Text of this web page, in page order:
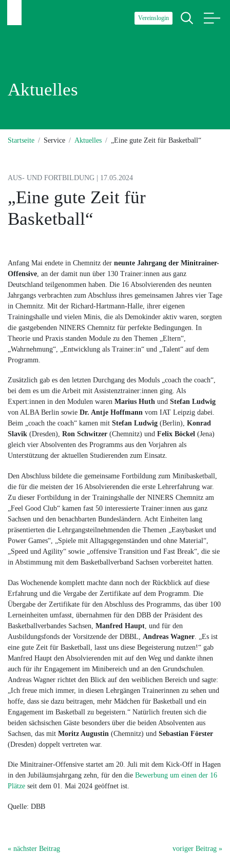
Vereinslogin
Aktuelles
Startseite Service Aktuelles „Eine gute Zeit für Basketball“
AUS- UND FORTBILDUNG | 17.05.2024
„Eine gute Zeit für
Basketball“
Anfang Mai endete in Chemnitz der neunte Jahrgang der Minitrainer-
Offensive , an der damit nun über 130 Trainer:innen aus ganz
Deutschland teilgenommen haben. Die 16 Absolvierenden des neunten
Jahrgangs verbrachten zum Abschluss ihres gemeinsamen Jahres vier Tage
in Chemnitz. Mit der Richard-Hartmann-Halle, ihrer eigenen
Trainingshalle und vielen Minis, die als Demokinder aktiv waren, sorgten
die gastgebenden NINERS Chemnitz für perfekte Bedingungen. In
Theorie und Praxis standen Module zu den Themen „Eltern“,
„Wahrnehmung“, „Entwicklung als Trainer:in“ und „Talent“ auf dem
Programm.
Zusätzlich gab es den letzten Durchgang des Moduls „coach the coach“,
bei dem es um die Arbeit mit Assistenztrainer:innen ging. Als
Expert:innen in den Modulen waren Marius Huth und Stefan Ludwig
von ALBA Berlin sowie Dr. Antje Hoffmann vom IAT Leipzig dabei.
Beim „coach the coach“ kamen mit Stefan Ludwig (Berlin), Konrad
Slavik (Dresden), Ron Schwitzer (Chemnitz) und Felix Böckel (Jena)
gleich vier Absolventen des Programms aus den Vorjahren als
Unterstützung der aktuellen Studierenden zum Einsatz.
Den Abschluss bildete die gemeinsame Fortbildung zum Minibasketball,
die für die meisten der 16 Absolvierenden die erste Lehrerfahrung war.
Zu dieser Fortbildung in der Trainingshalle der NINERS Chemnitz am
„Feel Good Club“ kamen fast 50 interessierte Trainer:innen aus ganz
Sachsen und den benachbarten Bundesländern. Acht Einheiten lang
präsentierten die Lehrgangsteilnehmenden die Themen „Easybasket und
Power Games“, „Spiele mit Alltagsgegenständen und ohne Material“,
„Speed und Agility“ sowie „offensive Transition und Fast Break“, die sie
in Abstimmung mit dem Basketballverband Sachsen vorbereitet hatten.
Das Wochenende komplett machte dann noch der Rückblick auf diese
Erfahrung und die Vergabe der Zertifikate auf dem Programm. Die
Übergabe der Zertifikate für den Abschluss des Programms, das über 100
Lerneinheiten umfasst, übernahmen für den DBB der Präsident des
Basketballverbandes Sachsen, Manfred Haupt , und für den
Ausbildungsfonds der Vorsitzende der DBBL, Andreas Wagner . „Es ist
eine gute Zeit für Basketball, lasst uns diese Begeisterung nutzen!“ gab
Manfred Haupt den Absolvierenden mit auf den Weg und dankte ihnen
auch für ihr Engagement im Minibereich und an den Grundschulen.
Andreas Wagner richtet den Blick auf den weiblichen Bereich und sagte:
„Ich freue mich immer, in diesen Lehrgängen Trainerinnen zu sehen und
hoffe, dass sie dazu beitragen, mehr Mädchen für Basketball und ein
Engagement im Basketball zu begeistern.“ Natürlich freuten sich die
beiden sächsischen Gäste besonders über die beiden Absolventen aus
Sachsen, das mit Moritz Augustin (Chemnitz) und Sebastian Förster
(Dresden) doppelt vertreten war.
Die Minitrainer-Offensive startet am 20. Juli mit dem Kick-Off in Hagen
in den Jubiläumsjahrgang zehn, für den die Bewerbung um einen der 16
Plätze seit dem 01. Mai 2024 geöffnet ist.
Quelle: DBB
« nächster Beitrag voriger Beitrag »